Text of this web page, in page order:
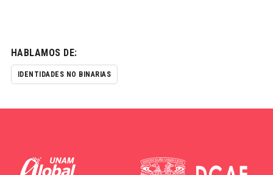
HABLAMOS DE:
IDENTIDADES NO BINARIAS